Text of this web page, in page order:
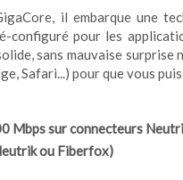
il embarque une
configuré pour les
sans mauvaise
Safari...) pour que vous
Mbps sur connecteurs
ou Fiberfox)